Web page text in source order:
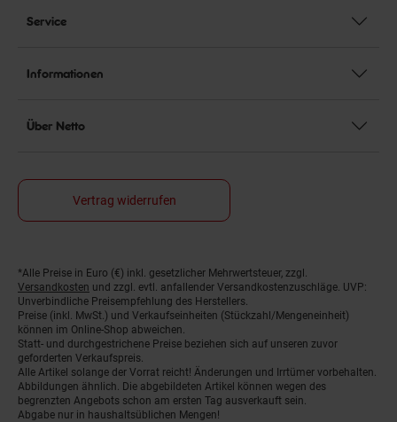
Service
Informationen
Über Netto
Vertrag widerrufen
Fußnoten
*Alle Preise in Euro (€) inkl. gesetzlicher Mehrwertsteuer, zzgl.
Versandkosten und zzgl. evtl. anfallender Versandkostenzuschläge. UVP:
Unverbindliche Preisempfehlung des Herstellers.
Preise (inkl. MwSt.) und Verkaufseinheiten (Stückzahl/Mengeneinheit)
können im Online-Shop abweichen.
Statt- und durchgestrichene Preise beziehen sich auf unseren zuvor
geforderten Verkaufspreis.
Alle Artikel solange der Vorrat reicht! Änderungen und Irrtümer vorbehalten.
Abbildungen ähnlich. Die abgebildeten Artikel können wegen des
begrenzten Angebots schon am ersten Tag ausverkauft sein.
Abgabe nur in haushaltsüblichen Mengen!